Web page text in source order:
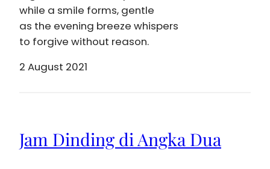
while a smile forms, gentle
as the evening breeze whispers
to forgive without reason.
2 August 2021
Jam Dinding di Angka Dua